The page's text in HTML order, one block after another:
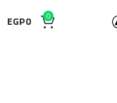
0
EGP0